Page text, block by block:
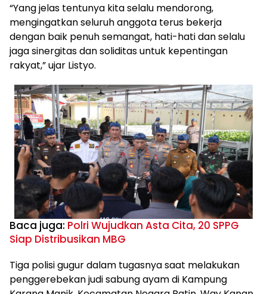
“Yang jelas tentunya kita selalu mendorong,
mengingatkan seluruh anggota terus bekerja
dengan baik penuh semangat, hati-hati dan selalu
jaga sinergitas dan soliditas untuk kepentingan
rakyat,” ujar Listyo.
Baca juga: Polri Wujudkan Asta Cita, 20 SPPG
Siap Distribusikan MBG
Tiga polisi gugur dalam tugasnya saat melakukan
penggerebekan judi sabung ayam di Kampung